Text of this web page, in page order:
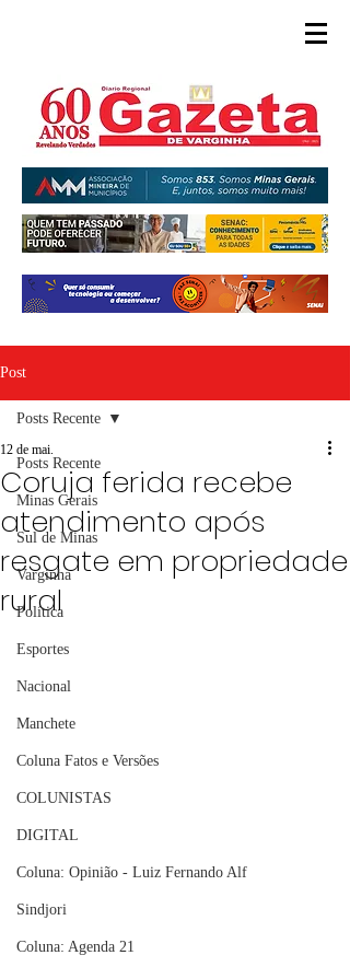
Post
Posts Recente
Minas Gerais
Sul de Minas
Varginha
Política
Esportes
Nacional
Manchete
Coluna Fatos e Versões
COLUNISTAS
DIGITAL
Coluna: Opinião - Luiz Fernando Alf
Sindjori
Coluna: Agenda 21
Posts Recente
Coruja ferida recebe
atendimento após
resgate em propriedade
rural
12 de mai.